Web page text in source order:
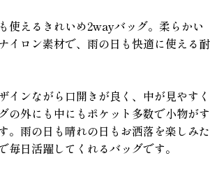
使えるきれいめ2wayバッグ。柔らかい
イロン素材で、雨の日も快適に使える耐
インながら口開きが良く、中が見やすく
の外にも中にもポケット多数で小物がす
。雨の日も晴れの日もお洒落を楽しみた
毎日活躍してくれるバッグです。